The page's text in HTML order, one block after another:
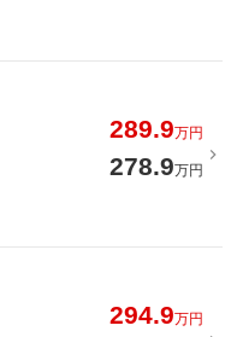
289.9万円
278.9万円
294.9万円